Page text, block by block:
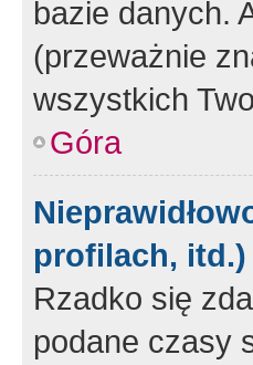
bazie danych.
(przeważnie
wszystkich
Góra
profilach, itd.)
Rzadko się
podane czasy